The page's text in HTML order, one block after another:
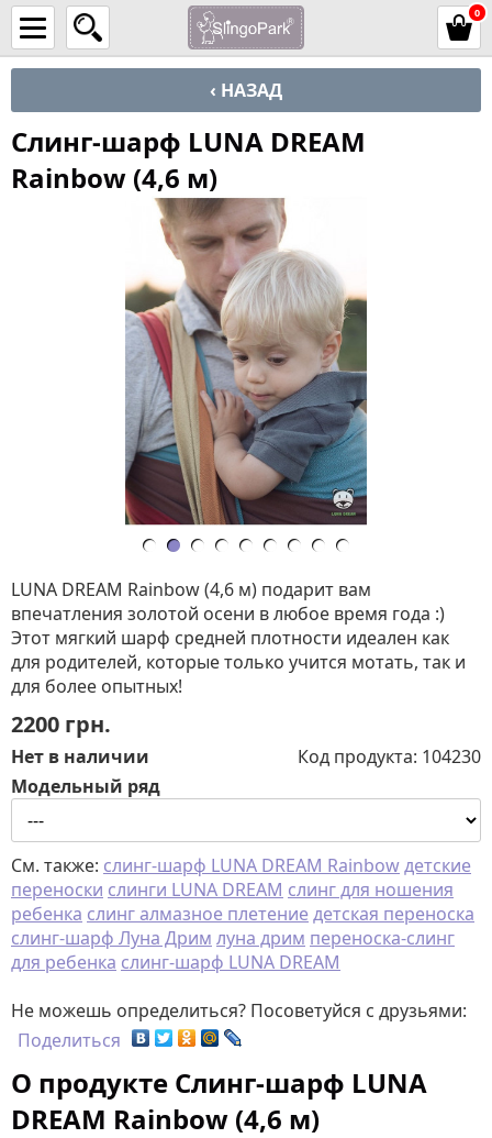
0
‹ НАЗАД
Слинг-шарф LUNA DREAM
Rainbow (4,6 м)
LUNA DREAM Rainbow (4,6 м) подарит вам
впечатления золотой осени в любое время года :)
Этот мягкий шарф средней плотности идеален как
для родителей, которые только учится мотать, так и
для более опытных!
2200 грн.
Нет в наличии Код продукта: 104230
Модельный ряд
См. также: слинг-шарф LUNA DREAM Rainbowдетские
переноски слинги LUNA DREAM слинг для ношения
ребенка слинг алмазное плетениедетская переноска
слинг-шарф Луна Дрим луна дрим переноска-слинг
для ребенка слинг-шарф LUNA DREAM
Не можешь определиться? Посоветуйся с друзьями:
Поделиться
О продукте Слинг-шарф LUNA
DREAM Rainbow (4,6 м)